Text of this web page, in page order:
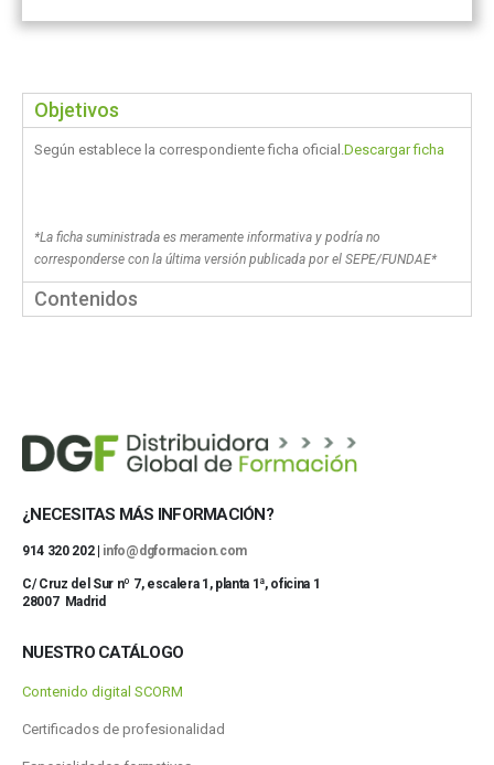
Objetivos
Según establece la correspondiente ficha oficial.Descargar ficha
*La ficha suministrada es meramente informativa y podría no
corresponderse con la última versión publicada por el SEPE/FUNDAE*
Contenidos
¿NECESITAS MÁS INFORMACIÓN?
914 320 202 | info@dgformacion.com
C/ Cruz del Sur nº 7, escalera 1, planta 1ª, oficina 1
28007 Madrid
NUESTRO CATÁLOGO
Contenido digital SCORM
Certificados de profesionalidad